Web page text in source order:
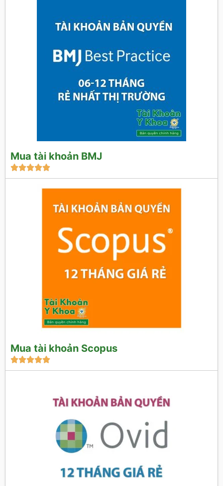
Mua tài khoản BMJ

Mua tài khoản Scopus
